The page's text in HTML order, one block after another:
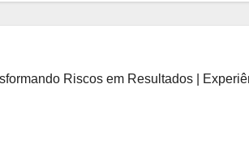
Riscos em Resultados |